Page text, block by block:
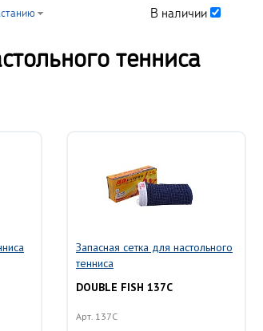
В наличии
тенниса
Запасная сетка для настольного
тенниса
DOUBLE FISH 137C
Арт. 137C